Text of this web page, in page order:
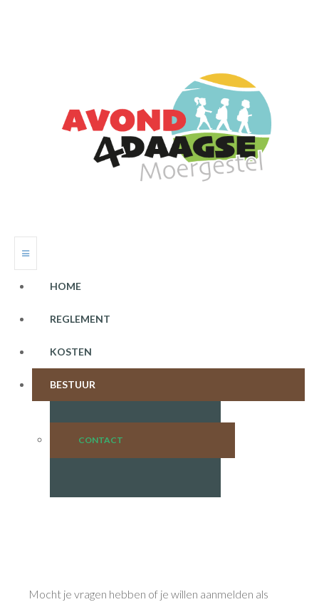
HOME
REGLEMENT
KOSTEN
BESTUUR
CONTACT
Mocht je vragen hebben of je willen aanmelden als